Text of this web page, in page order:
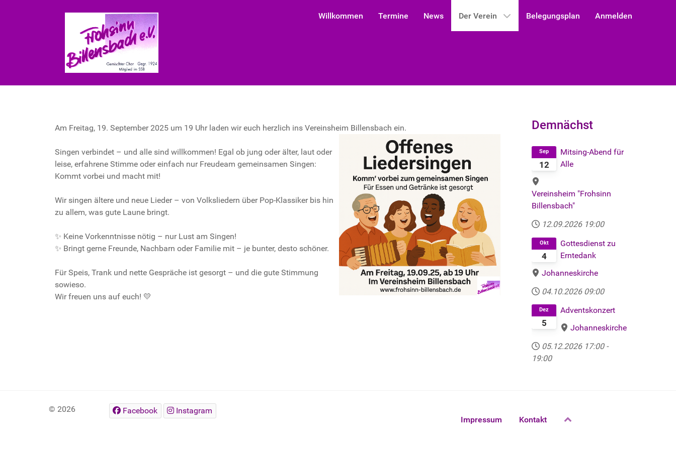
Willkommen Termine News Der Verein Belegungsplan Anmelden
Am Freitag, 19. September 2025 um 19 Uhr laden wir euch herzlich ins Vereinsheim Billensbach ein.
Singen verbindet – und alle sind willkommen! Egal ob jung oder älter, laut oder
leise, erfahrene Stimme oder einfach nur Freudeam gemeinsamen Singen:
Kommt vorbei und macht mit!
Wir singen ältere und neue Lieder – von Volksliedern über Pop-Klassiker bis hin
zu allem, was gute Laune bringt.
✨ Keine Vorkenntnisse nötig – nur Lust am Singen!
✨ Bringt gerne Freunde, Nachbarn oder Familie mit – je bunter, desto schöner.
Für Speis, Trank und nette Gespräche ist gesorgt – und die gute Stimmung
sowieso.
Wir freuen uns auf euch! 💛
Demnächst
12
Sep
Mitsing-Abend für
Alle
Vereinsheim "Frohsinn
Billensbach"
12.09.2026 19:00
4
Okt
Gottesdienst zu
Erntedank
Johanneskirche
04.10.2026 09:00
5
Dez
Adventskonzert
Johanneskirche
05.12.2026 17:00 -
19:00
© 2026 Facebook
Instagram
Impressum
Kontakt